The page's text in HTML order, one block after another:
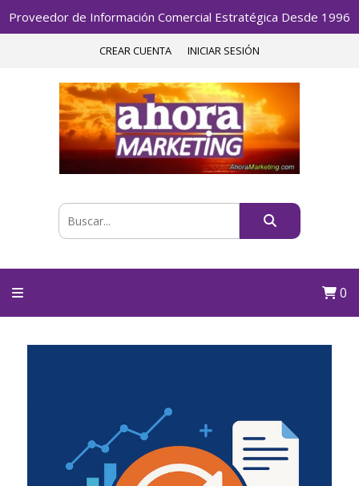
Proveedor de Información Comercial Estratégica Desde 1996
CREAR CUENTA INICIAR SESIÓN
0